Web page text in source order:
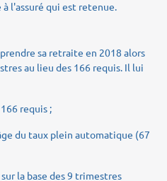
l'assuré qui est retenue.
sa retraite en 2018 alors
au lieu des 166 requis. Il lui
requis ;
du taux plein automatique (67
la base des 9 trimestres